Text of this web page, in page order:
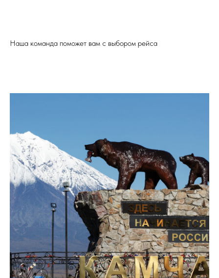
Наша команда поможет вам с выбором рейса